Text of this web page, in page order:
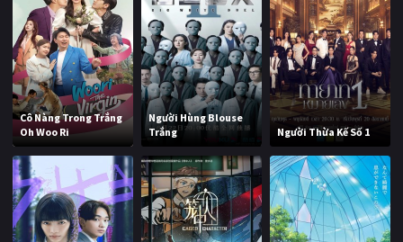
Cô Nàng Trong Trắng
Oh Woo Ri
Người Hùng Blouse
Trắng
Người Thừa Kế Số 1